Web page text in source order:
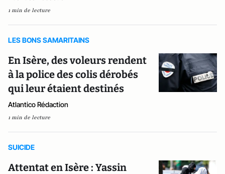
1 min de lecture
LES BONS SAMARITAINS
En Isère, des voleurs rendent
à la police des colis dérobés
qui leur étaient destinés
Atlantico Rédaction
1 min de lecture
SUICIDE
Attentat en Isère : Yassin